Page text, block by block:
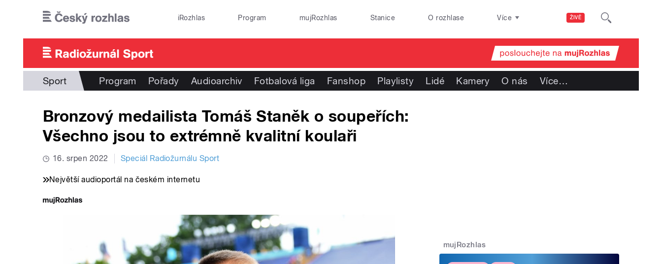
ŽIVĚ
iRozhlas Program mujRozhlas Stanice O rozhlase Více
Sport Program Pořady Audioarchiv Fotbalová liga Fanshop Playlisty Lidé Kamery O nás Více…
Bronzový medailista Tomáš Staněk o soupeřích:
Všechno jsou to extrémně kvalitní koulaři
16. srpen 2022 Speciál Radiožurnálu Sport
Největší audioportál na českém internetu
mujRozhlas